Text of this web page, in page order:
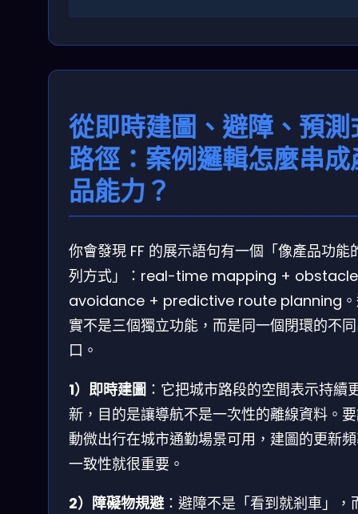
從即時建圖、避障、預測
路徑：案例邏輯怎麼串成
品能力？
你會發現 FF 的展示語句有一個「像產品功能
列方式」：real-time mapping + obstacle
avoidance + predictive route planning。
實不是三個獨立功能，而是同一個閉環的不
口。
1）即時建圖 ：它把城市路段的空間表示持續
新，目的是讓導航不是一次性的離線資料。
動微出行在城市通勤場景可用，建圖的更新
一致性就很重要。
2）障礙物規避：避障不是「看到就剎車」，